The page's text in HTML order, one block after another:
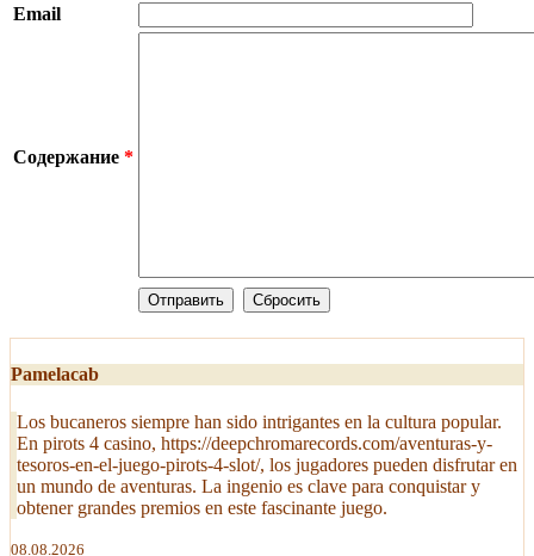
Email
Содержание *
Pamelacab
Los bucaneros siempre han sido intrigantes en la cultura popular.
En pirots 4 casino, https://deepchromarecords.com/aventuras-y-
tesoros-en-el-juego-pirots-4-slot/, los jugadores pueden disfrutar en
un mundo de aventuras. La ingenio es clave para conquistar y
obtener grandes premios en este fascinante juego.
08.08.2026